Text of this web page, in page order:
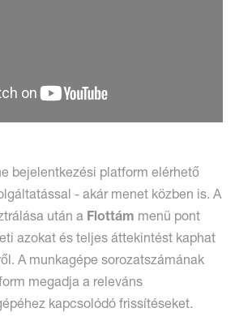
bejelentkezési platform elérhető
- akár menet közben is. A
után a Flottám menü pont
azokat és teljes áttekintést kaphat
A munkagépe sorozatszámának
megadja a releváns
kapcsolódó frissítéseket.